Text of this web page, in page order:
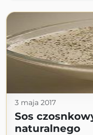
3 maja 2017
Sos
naturalnego